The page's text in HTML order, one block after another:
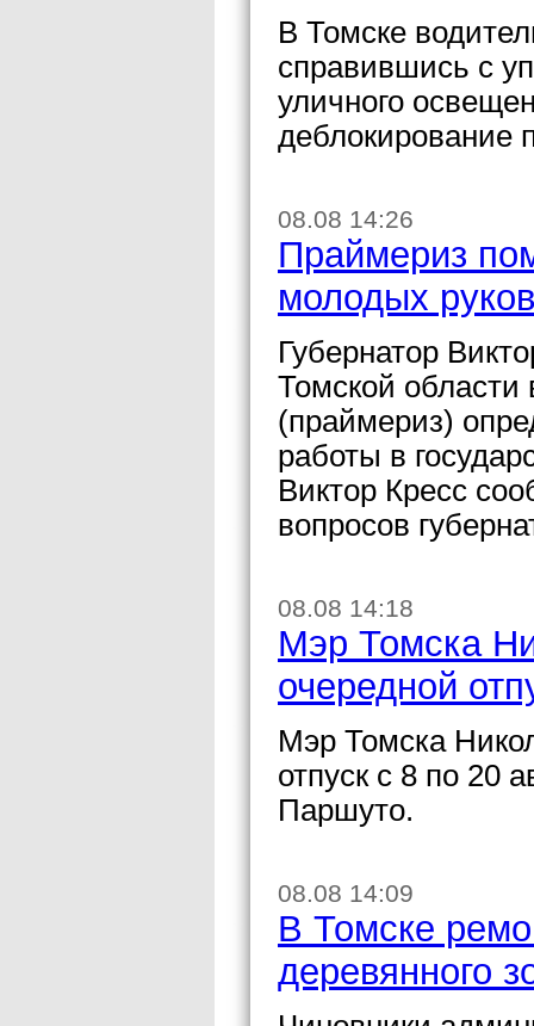
В Томске
справившись с
уличного
деблокирование
08.08 14:26
Праймериз
молодых
Губернатор
Томской области
(праймериз)
работы в
Виктор Кресс
вопросов
08.08 14:18
Мэр Томска
очередной
Мэр Томска
отпуск с 8 по 20
Паршуто.
08.08 14:09
В Томске
деревянного